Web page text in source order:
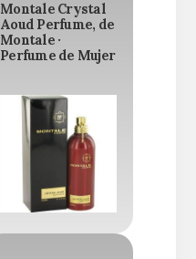
Montale Crystal
Aoud Perfume, de
Montale ·
Perfume de Mujer